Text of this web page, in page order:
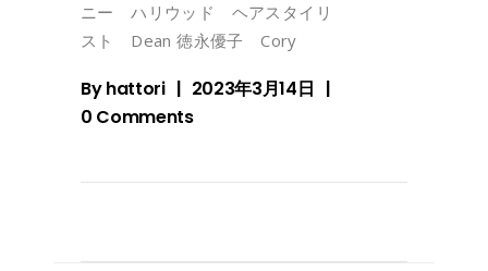
ニー ハリウッド ヘアスタイリ
スト Dean 徳永優子 Cory
Byhattori
2023年3月14日
0 Comments